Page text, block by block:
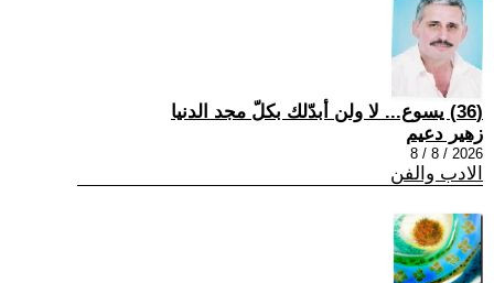
(36) يسوع... لا ولن أبدّلك بكلّ مجد الدنيا
زهير دعيم
2026 / 8 / 8
الادب والفن